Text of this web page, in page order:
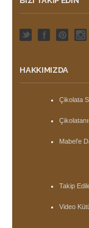
HAKKIMIZDA
Çikolata
Mabel’e
Takip
Video